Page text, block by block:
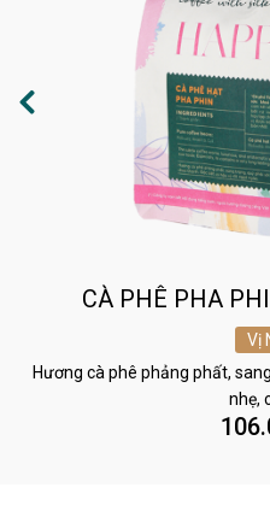
CÀ PHÊ PHA
Vị
Hương cà phê phảng phất,
nhẹ,